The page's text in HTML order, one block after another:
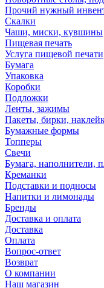
Прочий нужный
Скалки
Чаши, миски, кувшины
Пищевая печать
Услуга пищевой печати
Бумага
Упаковка
Коробки
Подложки
Ленты, зажимы
Пакеты, бирки,
Бумажные формы
Топперы
Свечи
Бумага, наполнители,
Креманки
Подставки и подносы
Напитки и лимонады
Бренды
Доставка и оплата
Доставка
Оплата
Вопрос-ответ
Возврат
О компании
Наш магазин